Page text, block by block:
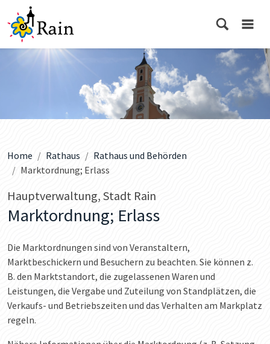
Home Rathaus
Rathaus und Behörden
Marktordnung; Erlass
Hauptverwaltung, Stadt Rain
Marktordnung; Erlass
Die Marktordnungen sind von Veranstaltern,
Marktbeschickern und Besuchern zu beachten. Sie können z.
B. den Marktstandort, die zugelassenen Waren und
Leistungen, die Vergabe und Zuteilung von Standplätzen, die
Verkaufs- und Betriebszeiten und das Verhalten am Markplatz
regeln.